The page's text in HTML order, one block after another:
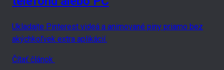
Ukladajte Pinterest videá a animované piny priamo bez
akýchkoľvek extra aplikácií.
Čítať článok